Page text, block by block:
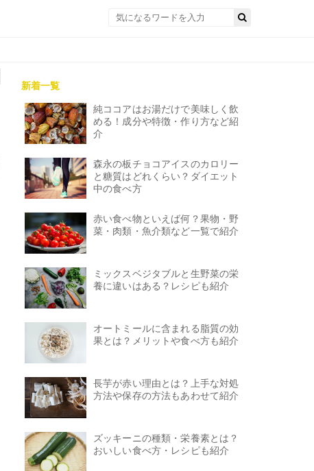
新着一覧
純ココアはお湯だけで美味しく飲
める！成分や特徴・作り方など紹
介
森永の板チョコアイスのカロリー
と糖質はどれくらい？ダイエット
中の食べ方
赤い食べ物といえば何？果物・野
菜・肉類・魚介類など一覧で紹介
ミックスベジタブルと生野菜の栄
養に違いはある？レシピも紹介
オートミールに含まれる脂質の効
果とは？メリットや食べ方も紹介
長芋が赤い理由とは？上手な対処
方法や保存の方法もあわせて紹介
ズッキーニの種類・栄養素とは？
おいしい食べ方・レシピも紹介